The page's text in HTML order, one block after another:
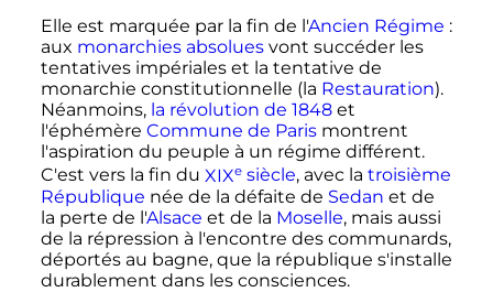
Elle est marquée par la fin de l'Ancien Régime :
aux monarchies absoluesvont succéder les
tentatives impériales et la tentative de
monarchie constitutionnelle (la Restauration).
Néanmoins, la révolution de 1848et
l'éphémère Commune de Parismontrent
l'aspiration du peuple à un régime différent.
C'est vers la fin du XIXesiècle, avec la troisième
République née de la défaite de Sedan et de
la perte de l'Alsace et de la Moselle, mais aussi
de la répression à l'encontre des communards,
déportés au bagne, que la république s'installe
durablement dans les consciences.